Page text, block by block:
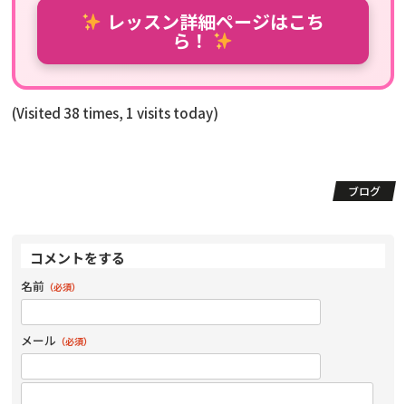
レッスン詳細ページはこち
ら！
(Visited 38 times, 1 visits today)
ブログ
コメントをする
名前 （必須）
メール （必須）